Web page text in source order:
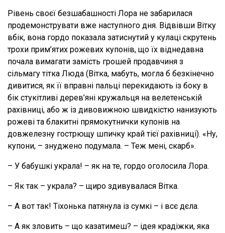
Рівень своєї безшабашності Лора не забарилася
продемонструвати вже наступного дня. Відвівши Вітку
вбік, вона гордо показала затиснутий у кулаці скрутень
трохи прим’ятих рожевих купонів, що їх віднедавна
почала вимагати замість грошей продавчиня з
сільмагу тітка Люда (Вітка, мабуть, могла б безкінечно
дивитися, як її вправні пальці перекидають із боку в
бік стукітливі дерев’яні кружальця на велетенській
рахівниці, або ж із дивовижною швидкістю нанизують
рожеві та блакитні прямокутнички купонів на
довжелезну гострющу шпичку край тієї рахівниці). «Ну,
купони, – знуджено подумала. – Теж мені, скарб».
– У бабушкі украла! – як на те, гордо оголосила Лора.
– Як так – украла? – щиро здивувалася Вітка.
– А вот так! Тіхонька патянула із сумкі – і всє дєла.
– А як зловить – що казатимеш? – ідея крадіжки, яка